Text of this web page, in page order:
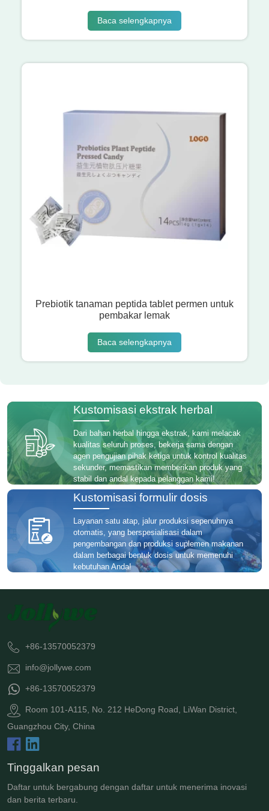
Baca selengkapnya
Prebiotik tanaman peptida tablet permen untuk
pembakar lemak
Baca selengkapnya
Kustomisasi ekstrak herbal
Dari bahan herbal hingga ekstrak, kami melacak
kualitas seluruh proses, bekerja sama dengan
agen pengujian pihak ketiga untuk kontrol kualitas
sekunder, memastikan memberikan produk yang
stabil dan andal kepada pelanggan kami!
Kustomisasi formulir dosis
Layanan satu atap, jalur produksi sepenuhnya
otomatis, yang berspesialisasi dalam
pengembangan dan produksi suplemen makanan
dalam berbagai bentuk dosis untuk memenuhi
kebutuhan Anda!
+86-13570052379
info@jollywe.com
+86-13570052379
Room 101-A115, No. 212 HeDong Road, LiWan District,
Guangzhou City, China
Tinggalkan pesan
Daftar untuk bergabung dengan daftar untuk menerima inovasi
dan berita terbaru.